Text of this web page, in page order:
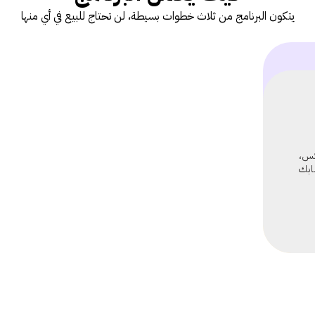
يتكون البرنامج من ثلاث خطوات بسيطة، لن تحتاج للبيع في أي منها